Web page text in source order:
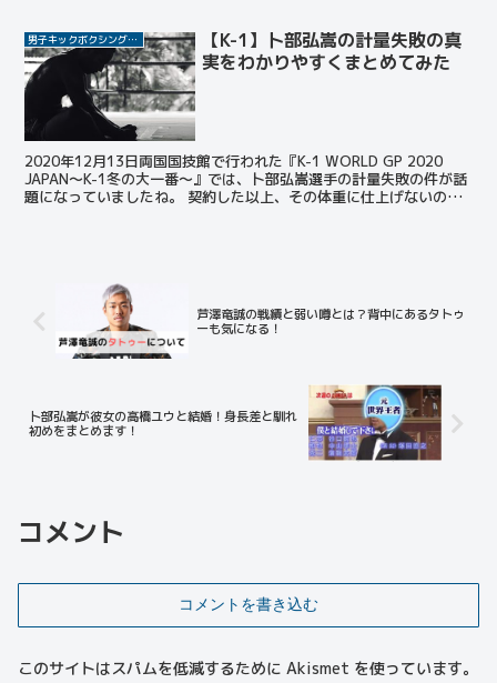
男子キックボクシング選手
【K-1】卜部弘嵩の計量失敗の真
実をわかりやすくまとめてみた
2020年12月13日両国国技館で行われた『K-1 WORLD GP 2020
JAPAN～K-1冬の大一番～』では、卜部弘嵩選手の計量失敗の件が話
題になっていましたね。 契約した以上、その体重に仕上げないのは
芦澤竜誠の戦績と弱い噂とは？背中にあるタトゥ
ーも気になる！
卜部弘嵩が彼女の高橋ユウと結婚！身長差と馴れ
初めをまとめます！
コメント
コメントを書き込む
このサイトはスパムを低減するために Akismet を使っています。